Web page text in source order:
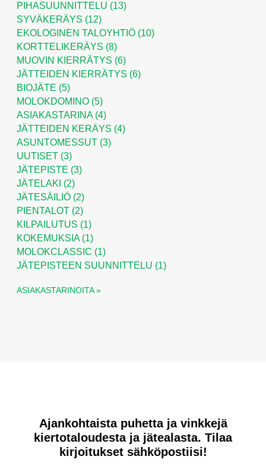
PIHASUUNNITTELU (13)
SYVÄKERÄYS (12)
EKOLOGINEN TALOYHTIÖ (10)
KORTTELIKERÄYS (8)
MUOVIN KIERRÄTYS (6)
JÄTTEIDEN KIERRÄTYS (6)
BIOJÄTE (5)
MOLOKDOMINO (5)
ASIAKASTARINA (4)
JÄTTEIDEN KERÄYS (4)
ASUNTOMESSUT (3)
UUTISET (3)
JÄTEPISTE (3)
JÄTELAKI (2)
JÄTESÄILIÖ (2)
PIENTALOT (2)
KILPAILUTUS (1)
KOKEMUKSIA (1)
MOLOKCLASSIC (1)
JÄTEPISTEEN SUUNNITTELU (1)
ASIAKASTARINOITA »
Ajankohtaista puhetta ja vinkkejä
kiertotaloudesta ja jätealasta. Tilaa
kirjoitukset sähköpostiisi!